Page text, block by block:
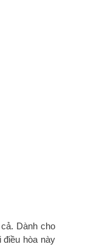
Dành cho
điều hòa này